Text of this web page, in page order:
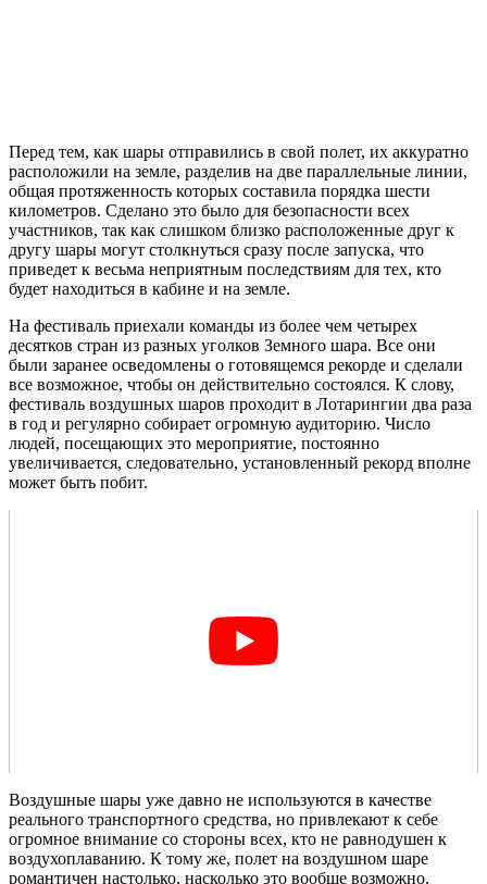
Перед тем, как шары отправились в свой полет, их аккуратно
расположили на земле, разделив на две параллельные линии,
общая протяженность которых составила порядка шести
километров. Сделано это было для безопасности всех
участников, так как слишком близко расположенные друг к
другу шары могут столкнуться сразу после запуска, что
приведет к весьма неприятным последствиям для тех, кто
будет находиться в кабине и на земле.
На фестиваль приехали команды из более чем четырех
десятков стран из разных уголков Земного шара. Все они
были заранее осведомлены о готовящемся рекорде и сделали
все возможное, чтобы он действительно состоялся. К слову,
фестиваль воздушных шаров проходит в Лотарингии два раза
в год и регулярно собирает огромную аудиторию. Число
людей, посещающих это мероприятие, постоянно
увеличивается, следовательно, установленный рекорд вполне
может быть побит.
Воздушные шары уже давно не используются в качестве
реального транспортного средства, но привлекают к себе
огромное внимание со стороны всех, кто не равнодушен к
воздухоплаванию. К тому же, полет на воздушном шаре
романтичен настолько, насколько это вообще возможно.